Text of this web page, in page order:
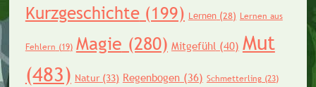
Kurzgeschichte(199) Lernen(28) Lernen aus
Fehlern (19) Magie (280) Mitgefühl(40) Mut
(483) Natur(33) Regenbogen(36) Schmetterling(23)